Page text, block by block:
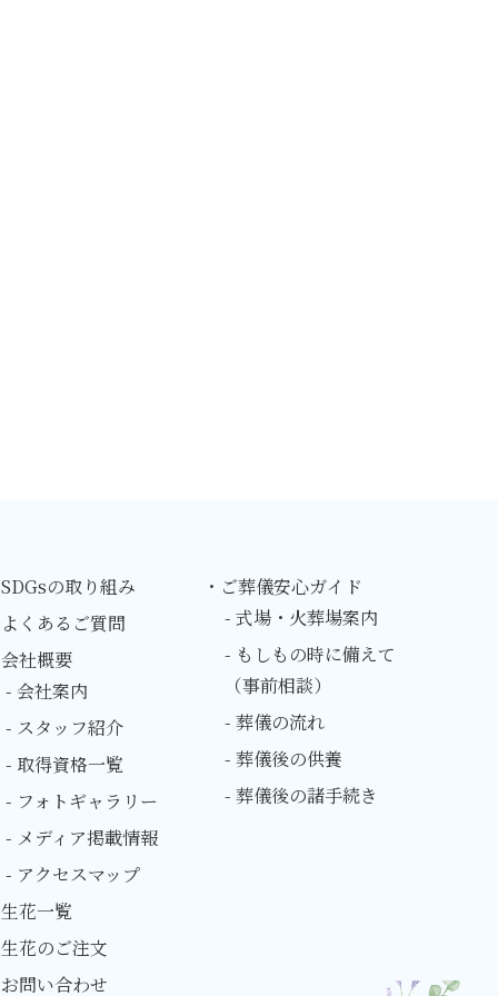
SDGsの取り組み
よくあるご質問
会社概要
- 会社案内
- スタッフ紹介
- 取得資格一覧
- フォトギャラリー
- メディア掲載情報
- アクセスマップ
生花一覧
生花のご注文
お問い合わせ
・ご葬儀安心ガイド
- 式場・火葬場案内
- もしもの時に備えて
（事前相談）
- 葬儀の流れ
- 葬儀後の供養
- 葬儀後の諸手続き